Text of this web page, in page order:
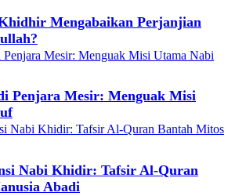
Mengabaikan Perjanjian
Penjara Mesir: Menguak Misi
Nabi Khidir: Tafsir Al-Quran
Abadi